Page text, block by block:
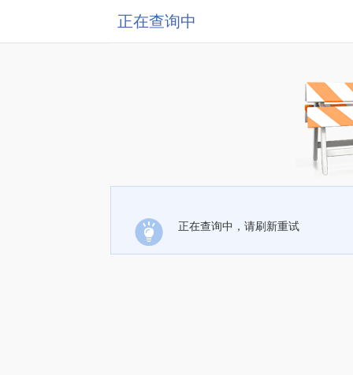
正在查询中
正在查询中，请刷新重试